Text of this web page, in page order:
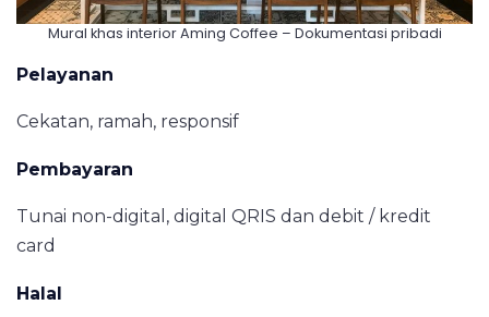
Mural khas interior Aming Coffee – Dokumentasi pribadi
Pelayanan
Cekatan, ramah, responsif
Pembayaran
Tunai non-digital, digital QRIS dan debit / kredit
card
Halal